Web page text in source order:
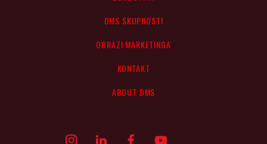
DMS SKUPNOSTI
OBRAZI MARKETINGA
KONTAKT
ABOUT DMS